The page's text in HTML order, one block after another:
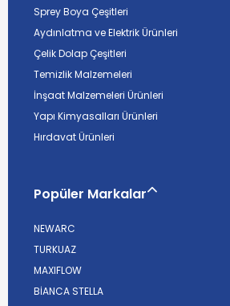
Sprey Boya Çeşitleri
Aydınlatma ve Elektrik Ürünleri
Çelik Dolap Çeşitleri
Temizlik Malzemeleri
İnşaat Malzemeleri Ürünleri
Yapı Kimyasalları Ürünleri
Hırdavat Ürünleri
Popüler Markalar
NEWARC
TURKUAZ
MAXIFLOW
BİANCA STELLA